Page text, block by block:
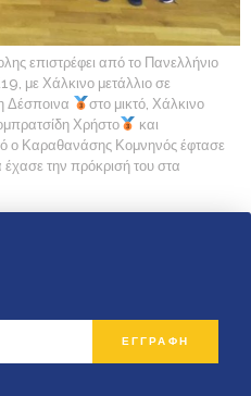
επιστρέφει από το Πανελλήνιο
με Χάλκινο μετάλλιο σε
Δέσποινα
στο μικτό, Χάλκινο
Χρήστο
και
ο Καραθανάσης Κομνηνός έφτασε
την πρόκρισή του στα
ΕΓΓΡΑΦΗ